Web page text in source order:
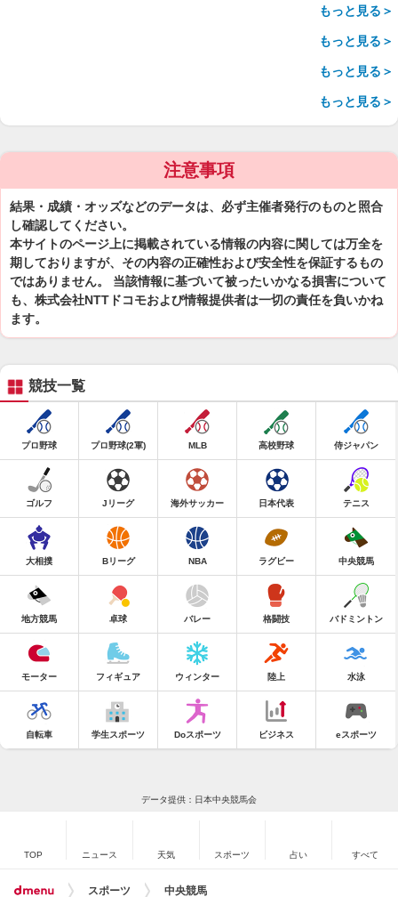
もっと見る＞
もっと見る＞
もっと見る＞
もっと見る＞
注意事項
結果・成績・オッズなどのデータは、必ず主催者発行のものと照合
し確認してください。
本サイトのページ上に掲載されている情報の内容に関しては万全を
期しておりますが、その内容の正確性および安全性を保証するもの
ではありません。 当該情報に基づいて被ったいかなる損害について
も、株式会社NTTドコモおよび情報提供者は一切の責任を負いかね
ます。
競技一覧
プロ野球 プロ野球(2軍) MLB 高校野球 侍ジャパン
ゴルフ Jリーグ 海外サッカー 日本代表 テニス
大相撲 Bリーグ NBA ラグビー 中央競馬
地方競馬 卓球 バレー 格闘技 バドミントン
モーター フィギュア ウィンター 陸上 水泳
自転車 学生スポーツ Doスポーツ ビジネス eスポーツ
データ提供：日本中央競馬会
TOP ニュース 天気 スポーツ 占い すべて
スポーツ 中央競馬